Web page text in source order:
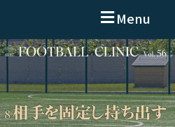
Menu